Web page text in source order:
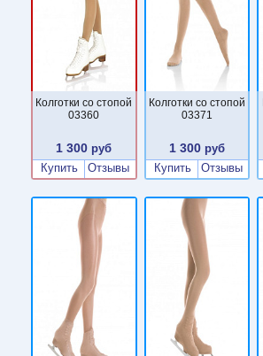
Колготки со стопой
03360
1 300 руб
Купить
Отзывы
Колготки со стопой
03371
1 300 руб
Купить
Отзывы